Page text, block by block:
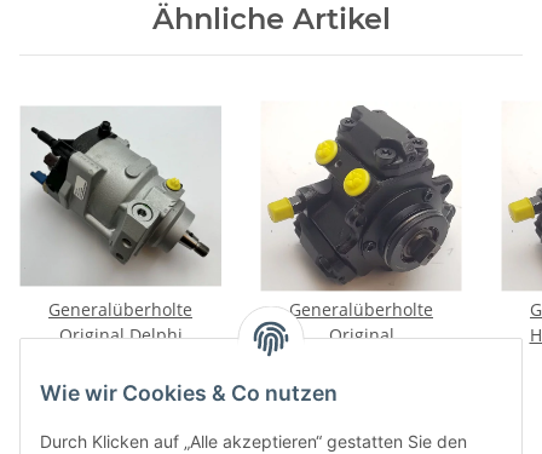
Wie wir Cookies & Co nutzen
Durch Klicken auf „Alle akzeptieren“ gestatten Sie den
Ähnliche Artikel
Generalüberholte
Original Delphi
9044A130B für Ford
Generalüberholte
Original
Hochdruckpumpe für
Opel Combo 1.3CDTI 16V
51/55KW